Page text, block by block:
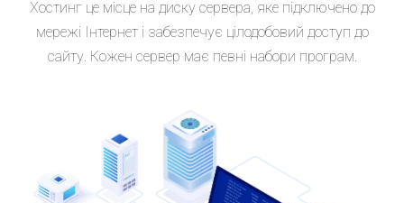
Консультація зі спеціалістами
ЗАМОВИТИ ПРОСУВАННЯ
Створення інтернет магазинів
Створення сайтів HOT
Купити віртуальний номер
Органічний трафік – можливості збільшення якісних
ВСІ СТАТТІ
АКЦІЇ ТА ЗНИЖКИ SALE
Хостинг це місце на диску сервера, яке підключено до
мережі Інтернет і забезпечує цілодобовий доступ до
сайту. Кожен сервер має певні набори програм.